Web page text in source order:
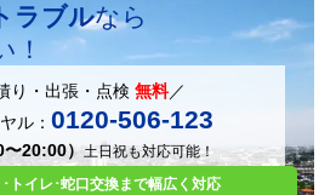
ラブルなら
！
り・出張・点検 無料／
ル： 0120-506-123
〜20:00）土日祝も対応可能！
･ トイレ ･蛇口交換まで幅広く対応